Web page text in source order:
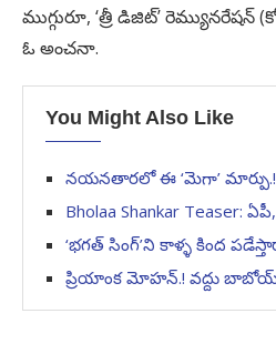
ముగ్గురూ, ‘త్రీ డిజిట్’ రెమ్యునరేషన్
ఓ అంచనా.
You Might Also Like
నయనతారలో ఈ ‘మెగా’ మార్పు.!
Bholaa Shankar Teaser:
‘భగత్ సింగ్’ని కాళ్ళ కింద
ప్రియాంక మోహన్.! వద్దు